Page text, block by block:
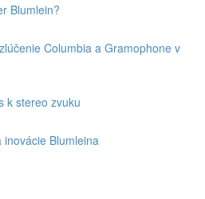
Blumlein?
Columbia a Gramophone v
k stereo zvuku
Blumleina